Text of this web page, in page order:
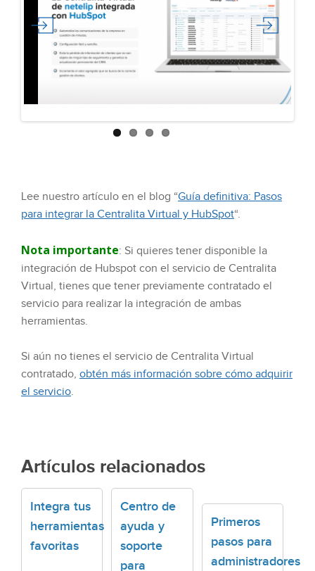
Previous Next
Lee nuestro artículo en el blog “Guía definitiva: Pasos
para integrar la Centralita Virtual y HubSpot“.
Nota importante: Si quieres tener disponible la
integración de Hubspot con el servicio de Centralita
Virtual, tienes que tener previamente contratado el
servicio para realizar la integración de ambas
herramientas.
Si aún no tienes el servicio de Centralita Virtual
contratado, obtén más información sobre cómo adquirir
el servicio.
Artículos relacionados
Integra tus
herramientas
favoritas
Centro de
ayuda y
soporte
para
Primeros
pasos para
administradores